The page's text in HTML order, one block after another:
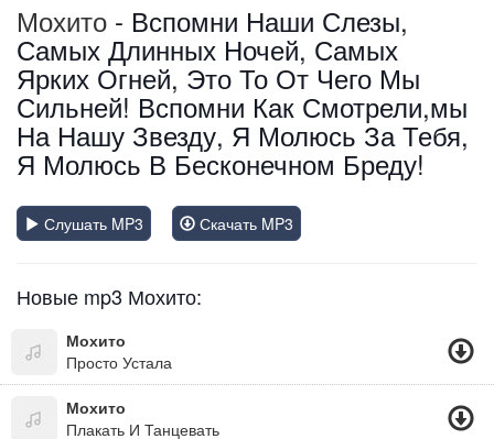
Мохито - Вспомни Наши Слезы,
Самых Длинных Ночей, Самых
Ярких Огней, Это То От Чего Мы
Сильней! Вспомни Как Смотрели,мы
На Нашу Звезду, Я Молюсь За Тебя,
Я Молюсь В Бесконечном Бреду!
Слушать MP3 Скачать MP3
Новые mp3 Мохито:
Мохито
Просто Устала
Мохито
Плакать И Танцевать